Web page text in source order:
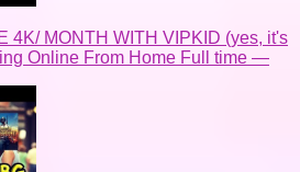
4K/ MONTH WITH VIPKID (yes, it's
Online From Home Full time —